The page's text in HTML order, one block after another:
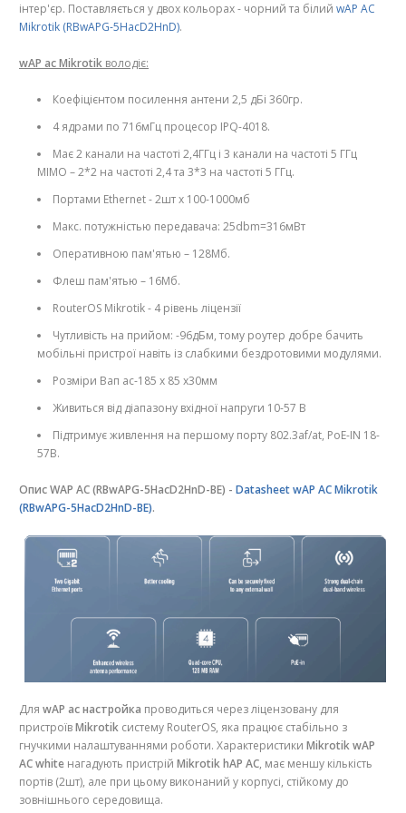
інтер'єр. Поставляється у двох кольорах - чорний та білий wAP AC
Mikrotik (RBwAPG-5HacD2HnD).
wAP ac Mikrotik володіє:
Коефіцієнтом посилення антени 2,5 дБі 360гр.
4 ядрами по 716мГц процесор IPQ-4018.
Має 2 канали на частоті 2,4ГГц і 3 канали на частоті 5 ГГц
MIMO – 2*2 на частоті 2,4 та 3*3 на частоті 5 ГГц.
Портами Ethernet - 2шт х 100-1000мб
Макс. потужністью передавача: 25dbm=316мВт
Оперативною пам'ятью – 128Мб.
Флеш пам'ятью – 16Мб.
RouterOS Mikrotik - 4 рівень ліцензії
Чутливість на прийом: -96дБм, тому роутер добре бачить
мобільні пристрої навіть із слабкими бездротовими модулями.
Розміри Вап ас-185 х 85 х30мм
Живиться від діапазону вхідної напруги 10-57 В
Підтримує живлення на першому порту 802.3af/at, PoE-IN 18-
57В.
Опис WAP AC (RBwAPG-5HacD2HnD-BE) - Datasheet wAP AC Mikrotik
(RBwAPG-5HacD2HnD-BE).
Для wAP ac настройка проводиться через ліцензовану для
пристроївMikrotik систему RouterOS, яка працює стабільно з
гнучкими налаштуваннями роботи. Характеристики Mikrotik wAP
AC white нагадують пристрій Mikrotik hAP AC, має меншу кількість
портів (2шт), але при цьому виконаний у корпусі, стійкому до
зовнішнього середовища.